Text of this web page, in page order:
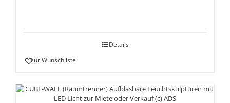
Details
zur Wunschliste